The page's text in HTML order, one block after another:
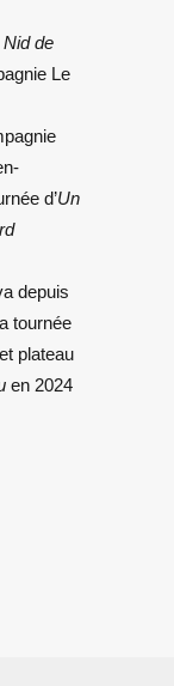
Nid de
Le
d’Un
depuis
tournée
plateau
en 2024